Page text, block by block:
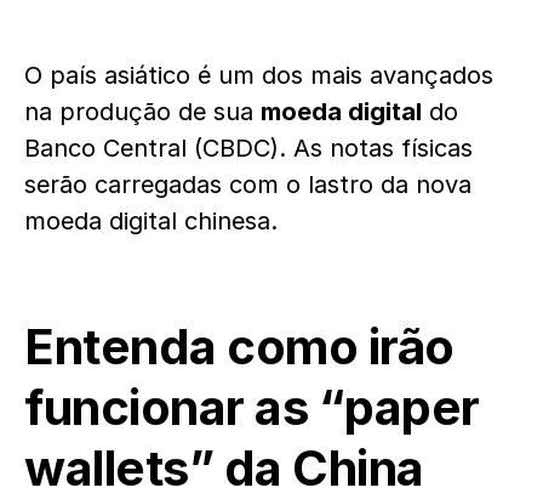
O país asiático é um dos mais avançados
na produção de sua moeda digital do
Banco Central (CBDC). As notas físicas
serão carregadas com o lastro da nova
moeda digital chinesa.
Entenda como irão
funcionar as “paper
wallets” da China